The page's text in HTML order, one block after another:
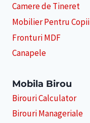
Camere de Tineret
Mobilier Pentru Copii
Fronturi MDF
Canapele
Mobila Birou
Birouri Calculator
Birouri Manageriale